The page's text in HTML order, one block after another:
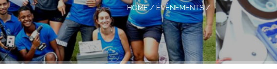
HOME/ ÉVÈNEMENTS/